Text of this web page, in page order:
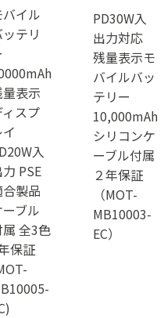
イル
テリ
表示
スプ
入
PSE
製品
ブル
全3色
保証
PD30W入
出力対応
残量表示モ
バイルバッ
テリー
10,000mAh
シリコンケ
ーブル付属
２年保証
（MOT-
MB10003-
EC）